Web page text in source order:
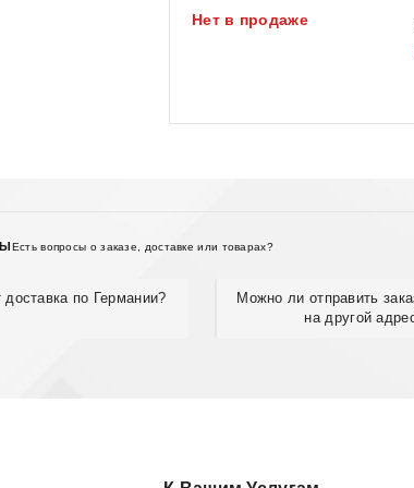
5
Нет в продаже
Есть вопросы о заказе, доставке или товарах?
доставка по Германии?
Можно ли отправить
на другой